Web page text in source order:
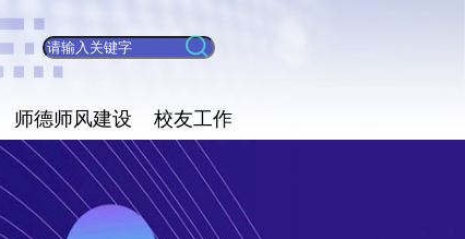
师德师风建设 校友工作